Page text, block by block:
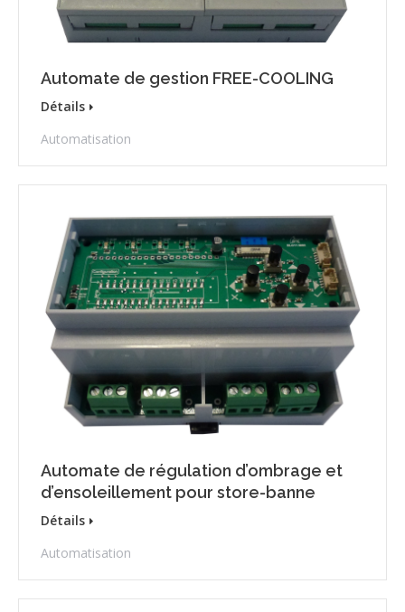
Automate de gestion FREE-COOLING
Détails
Automatisation
Automate de régulation d’ombrage et
d’ensoleillement pour store-banne
Détails
Automatisation